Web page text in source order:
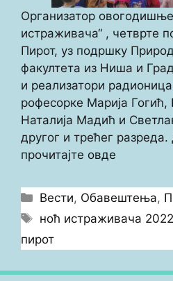
Организатор
истраживача“ , четврте
Пирот, уз подршку
факултета из Ниша и
и реализатори
рофесорке Марија
Наталија Мадић и
другог и трећег
прочитајте овде
Categories
Вести, Обавештења,
Tags
ноћ истраживача 2022
пирот